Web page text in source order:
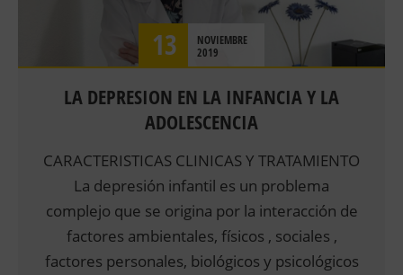
13
NOVIEMBRE
2019
LA DEPRESION EN LA INFANCIA Y LA
ADOLESCENCIA
CARACTERISTICAS CLINICAS Y TRATAMIENTO
La depresión infantil es un problema
complejo que se origina por la interacción de
factores ambientales, físicos , sociales ,
factores personales, biológicos y psicológicos